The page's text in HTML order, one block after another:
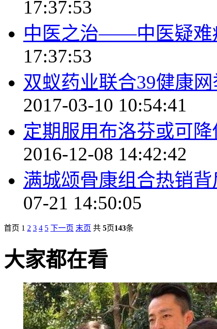
17:37:53
中医之治——中医疑难
17:37:53
双蚁药业联合39健康
2017-03-10 10:54:41
定期服用布洛芬或可
2016-12-08 14:42:42
满城颂骨康组合热销
07-21 14:50:05
首页 1 2 3 4 5 下一页 末页 共 5页143条
大家都在看